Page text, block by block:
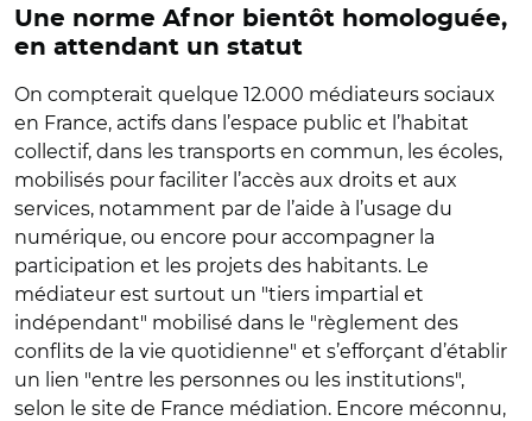
Une norme Afnor bientôt homologuée,
en attendant un statut
On compterait quelque 12.000 médiateurs sociaux
en France, actifs dans l’espace public et l’habitat
collectif, dans les transports en commun, les écoles,
mobilisés pour faciliter l’accès aux droits et aux
services, notamment par de l’aide à l’usage du
numérique, ou encore pour accompagner la
participation et les projets des habitants. Le
médiateur est surtout un "tiers impartial et
indépendant" mobilisé dans le "règlement des
conflits de la vie quotidienne" et s’efforçant d’établir
un lien "entre les personnes ou les institutions",
selon le site de France médiation. Encore méconnu,